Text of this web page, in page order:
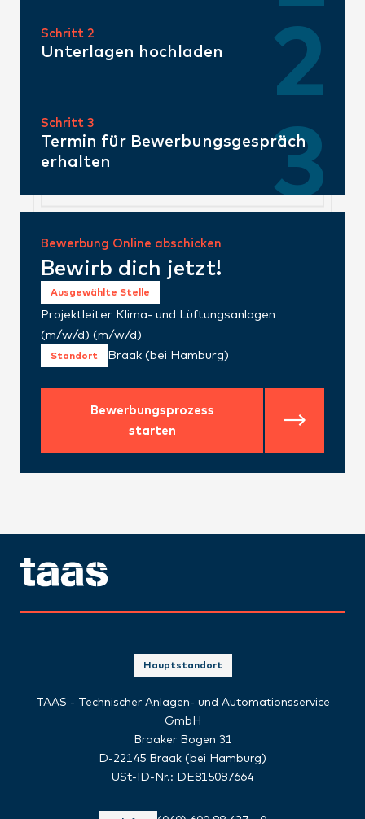
Schritt 2
Unterlagen hochladen
Schritt 3
Termin für Bewerbungsgespräch
erhalten
Bewerbung Online abschicken
Bewirb dich jetzt!
Bewerbungsprozess
starten
Ausgewählte Stelle
Projektleiter Klima- und Lüftungsanlagen
(m/w/d) (m/w/d)
Standort Braak (bei Hamburg)
Hauptstandort
TAAS - Technischer Anlagen- und Automationsservice
GmbH
Braaker Bogen 31
D-22145 Braak (bei Hamburg)
USt-ID-Nr.: DE815087664